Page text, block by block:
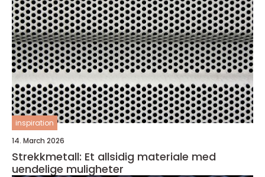
inspiration
14. March 2026
Strekkmetall: Et allsidig materiale med
uendelige muligheter